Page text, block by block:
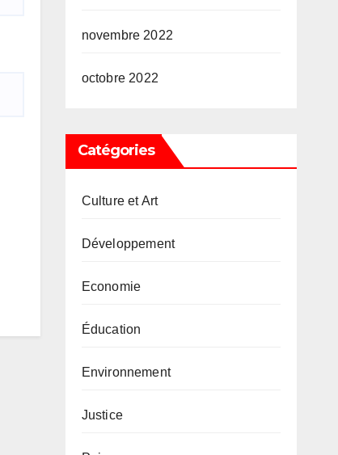
novembre 2022
octobre 2022
Catégories
Culture et Art
Développement
Economie
Éducation
Environnement
Justice